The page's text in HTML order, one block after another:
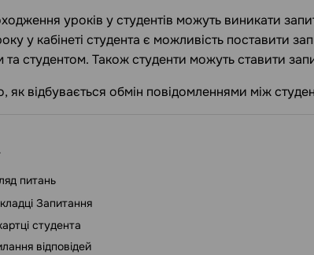
уроків у студентів можуть виникати
у кабінеті студента є можливість поставити
та студентом. Також студенти можуть ставити
як відбувається обмін повідомленнями між
питань
Запитання
студента
відповідей